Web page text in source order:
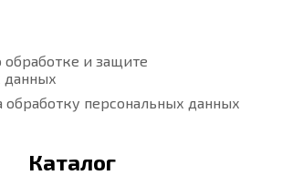
и защите
данных
обработку персональных данных
Каталог